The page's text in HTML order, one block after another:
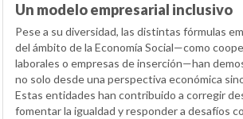
Un modelo empresarial inclusivo
Pese a su diversidad, las distintas fórmulas
del ámbito de la Economía Social—como
laborales o empresas de inserción—han
no solo desde una perspectiva económica
Estas entidades han contribuido a corregir
fomentar la igualdad y responder a desafíos